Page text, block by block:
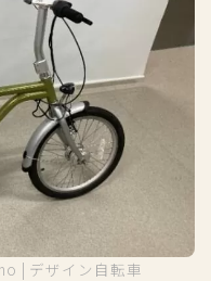
| デザイン自転車